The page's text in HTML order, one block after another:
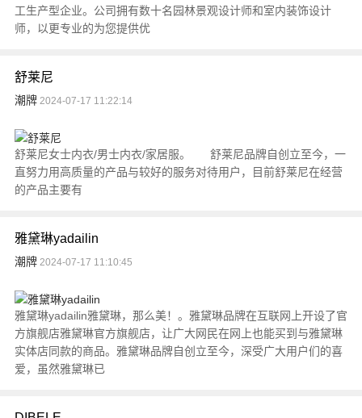
工生产型企业。公司拥有数十名园林景观设计师和室内装饰设计
师，以更专业的为您提供优
舒莱尼
潮牌2024-07-17 11:22:14
舒莱尼女士内衣/男士内衣/家居服。 舒莱尼品牌自创立至今，一
直努力用高质量的产品与较好的服务对待用户，目前舒莱尼在经营
的产品主要有
雅黛琳yadailin
潮牌2024-07-17 11:10:45
雅黛琳yadailin雅黛琳，那么美！。雅黛琳品牌在互联网上开设了官
方旗舰店雅黛琳官方旗舰店，让广大网民在网上也能买到与雅黛琳
实体店同款的商品。雅黛琳品牌自创立至今，深受广大用户们的喜
爱，虽然雅黛琳已